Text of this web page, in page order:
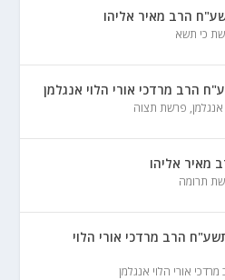
הרב מאיר אליהו
כי תשא
הרב מרדכי אורי הלוי אנגלמן
, פרשת תצוה
מאיר אליהו
תרומה
הרב מרדכי אורי הלוי
מרדכי אורי הלוי אנגלמן